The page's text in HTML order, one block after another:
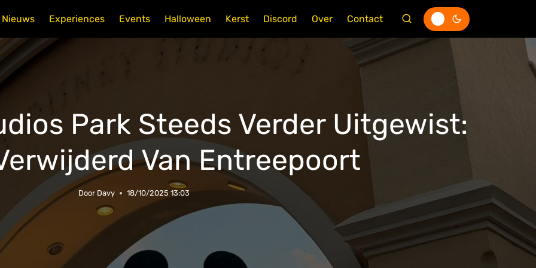
Nieuws Experiences Events Halloween Kerst Discord Over Contact
Park Steeds Verder Uitgewist:
Van Entreepoort
Door Davy 18/10/2025 13:03